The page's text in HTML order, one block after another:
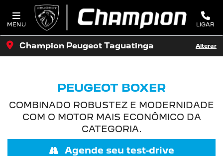
MENU LIGAR
Champion Peugeot Taguatinga Alterar
PEUGEOT BOXER
COMBINADO ROBUSTEZ E MODERNIDADE
COM O MOTOR MAIS ECONÔMICO DA
CATEGORIA.
Agende seu test-drive